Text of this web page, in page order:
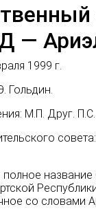
—
1999 г.
Гольдин.
М.П. Друг.
со словами